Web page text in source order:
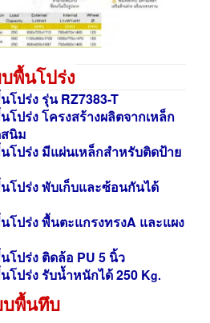
พื้นโปร่ง
โปร่ง รุ่น RZ7383-T
โปร่ง โครงสร้างผลิตจากเหล็ก
นิม
โปร่ง มีแผ่นเหล็กสำหรับติดป้าย
โปร่ง พับเก็บและซ้อนกันได้
โปร่ง พื้นตะแกรงทรงA และแผง
โปร่ง ติดล้อ PU 5 นิ้ว
โปร่ง รับน้ำหนักได้ 250 Kg.
บพื้นทึบ